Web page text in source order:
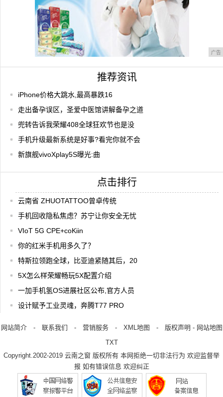
广告
推荐资讯
iPhone价格大跳水,最高暴跌16
走出备孕误区，圣爱中医馆讲解备孕之道
兜转告诉我荣耀408全球狂欢节也是没
手机升级最新系统是好事?看完你就不会
新旗舰vivoXplay5S曝光:曲
点击排行
云南省 ZHUOTATTOO曾卓传统
手机回收隐私焦虑？苏宁让你安全无忧
VIoT 5G CPE+coKiin
你的红米手机用多久了？
特斯拉领跑全球，比亚迪紧随其后，20
5X怎么样荣耀畅玩5X配置介绍
一加手机氢OS进展社区公布,官方人员
设计赋予工业灵魂，奔腾T77 PRO
网站简介- 联系我们 - 营销服务- XML地图 - 版权声明 - 网站地图
TXT
Copyright.2002-2019 云南之窗 版权所有 本网拒绝一切非法行为 欢迎监督举
报 如有错误信息 欢迎纠正